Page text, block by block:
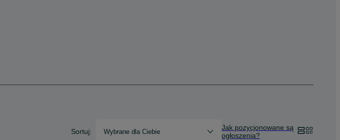
Sortuj: Wybrane dla Ciebie
Jak pozycjonowane są
ogłoszenia?